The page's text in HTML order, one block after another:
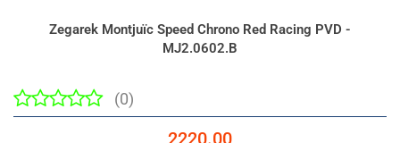
Zegarek Montjuïc Speed Chrono Red Racing PVD -
MJ2.0602.B
(0)
2220.00